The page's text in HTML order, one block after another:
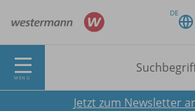
DE
MENÜ
Jetzt zum Newsletter